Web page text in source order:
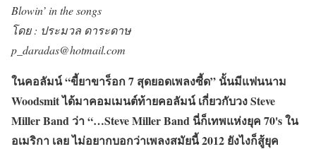
Blowin’ in the songs
โดย : ประมวล ดาระดาษ
p_daradas@hotmail.com
ในคอลัมน์ “ขี้ยาขาร็อก 7 สุดยอดเพลงซี้ด” นั้นมีแฟนนาม
Woodsmit ได้มาคอมเมนต์ท้ายคอลัมน์ เกี่ยวกับวง Steve
Miller Band ว่า “…Steve Miller Band นี่ก็เทพแห่งยุค 70's ใน
อเมริกา เลย ไม่อยากบอกว่าเพลงสมัยนี้ 2012 ยังไงก็สู้ยุค